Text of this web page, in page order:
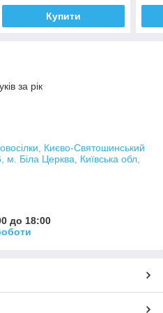
Купити
за рік
Києво-Святошинський
Біла Церква, Київська обл,
до 18:00